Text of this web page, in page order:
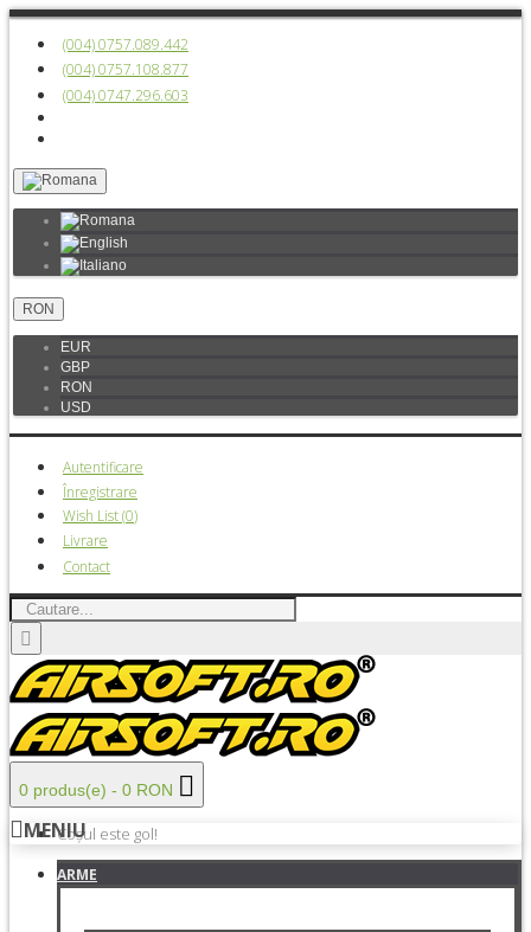
(004) 0757.089.442
(004) 0757.108.877
(004) 0747.296.603
RON
EUR
GBP
RON
USD
Autentificare
Înregistrare
Wish List (0)
Livrare
Contact
0 produs(e) - 0 RON
Coșul este gol!
MENIU
ARME